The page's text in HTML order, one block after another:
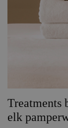
Treatments
elk